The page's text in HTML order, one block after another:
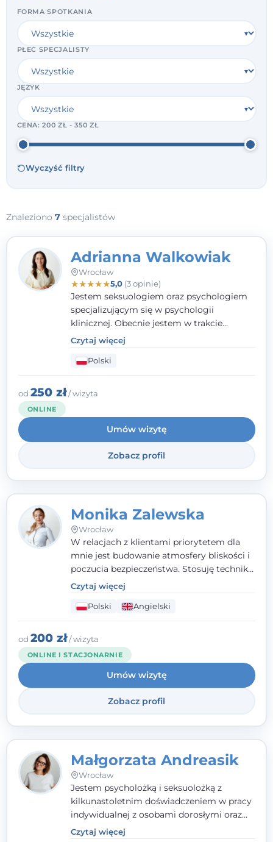
FORMA SPOTKANIA
PŁEĆ SPECJALISTY
JĘZYK
CENA:200 ZŁ - 350 ZŁ
Wyczyść filtry
Znaleziono 7 specjalistów
Adrianna Walkowiak
Wrocław
★★★★★5,0(3 opinie)
Jestem seksuologiem oraz psychologiem
specjalizującym się w psychologii
klinicznej. Obecnie jestem w trakcie
szkolenia na psychoterapeutę
systemowego. Posiadam status członka
nadzwyczajnego Wielkopolskiego
TowarzystwaTerapii Systemowejoraz
należę do Polskiego Towarzystwa
pierwszym miejscu stawiam budowanie
atmosfery bezpieczeństwa i zrozumienia w
relacjach z Klientami. Istotna dla nie jest
również koncentracja na dostępnych
zasobach.
Czytaj więcej
Polski
od 250 zł/ wizyta
ONLINE
Umów wizytę
Zobacz profil
Monika Zalewska
Wrocław
W relacjach z klientami priorytetem dla
mnie jest budowanie atmosfery bliskości i
poczucia bezpieczeństwa. Stosuję techniki
poznawczo-behawioralne oraz metody,
które koncentrują się na rozwiązaniach
(TSR). Te polegają na osiąganiu
zamierzonych celów (doprowadzeniu do
rozwiązania trudnych sytuacji) poprzez
identyfikowanie i wzmacnianie zasobów
oraz mocnych stron klienta. W swojej
pracy korzystam także z metod dialogu
motywacyjnego itreningu uważności.
Czytaj więcej
Polski Angielski
od 200 zł/ wizyta
ONLINE I STACJONARNIE
Umów wizytę
Zobacz profil
Małgorzata Andreasik
Wrocław
Jestem psycholożką i seksuolożką z
kilkunastoletnim doświadczeniem w pracy
indywidualnej z osobami dorosłymi oraz
parami. Specjalizuję się w obszarze zdrowia
Czytaj więcej